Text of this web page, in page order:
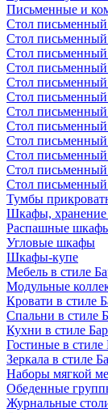
Письменные и
Стол
Стол
Стол
Стол
Стол
Стол письменный
Стол
Стол
Стол
Стол
Стол письменный
Стол
Тумбы
Шкафы, хранение
Распашные
Угловые шкафы
Шкафы-купе
Мебель в стиле
Модульные
Кровати в стиле
Спальни в стиле
Кухни в стиле
Гостиные в стиле
Зеркала в стиле
Наборы мягкой
Обеденные
Журнальные